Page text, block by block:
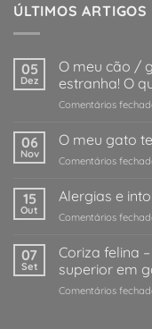
ÚLTIMOS ARTIGOS
05
Dez
O meu cão /
estranha! O
Comentários
06
Nov
O meu gato
Comentários
15
Out
Alergias e
Comentários
07
Set
Coriza felina
superior em
Comentários